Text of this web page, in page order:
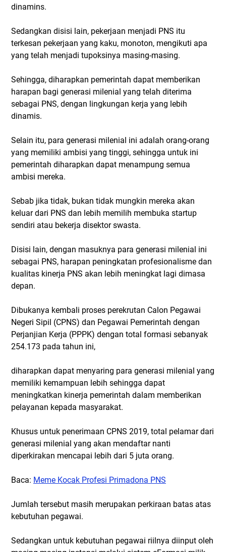
dinamins.
Sedangkan disisi lain, pekerjaan menjadi PNS itu
terkesan pekerjaan yang kaku, monoton, mengikuti apa
yang telah menjadi tupoksinya masing-masing.
Sehingga, diharapkan pemerintah dapat memberikan
harapan bagi generasi milenial yang telah diterima
sebagai PNS, dengan lingkungan kerja yang lebih
dinamis.
Selain itu, para generasi milenial ini adalah orang-orang
yang memiliki ambisi yang tinggi, sehingga untuk ini
pemerintah diharapkan dapat menampung semua
ambisi mereka.
Sebab jika tidak, bukan tidak mungkin mereka akan
keluar dari PNS dan lebih memilih membuka startup
sendiri atau bekerja disektor swasta.
Disisi lain, dengan masuknya para generasi milenial ini
sebagai PNS, harapan peningkatan profesionalisme dan
kualitas kinerja PNS akan lebih meningkat lagi dimasa
depan.
Dibukanya kembali proses perekrutan Calon Pegawai
Negeri Sipil (CPNS) dan Pegawai Pemerintah dengan
Perjanjian Kerja (PPPK) dengan total formasi sebanyak
254.173 pada tahun ini,
diharapkan dapat menyaring para generasi milenial yang
memiliki kemampuan lebih sehingga dapat
meningkatkan kinerja pemerintah dalam memberikan
pelayanan kepada masyarakat.
Khusus untuk penerimaan CPNS 2019, total pelamar dari
generasi milenial yang akan mendaftar nanti
diperkirakan mencapai lebih dari 5 juta orang.
Baca: Meme Kocak Profesi Primadona PNS
Jumlah tersebut masih merupakan perkiraan batas atas
kebutuhan pegawai.
Sedangkan untuk kebutuhan pegawai riilnya diinput oleh